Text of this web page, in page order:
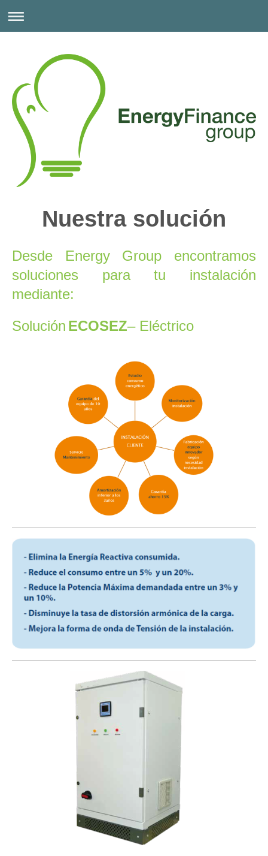
Nuestra solución
Desde Energy Group
encontramos
soluciones para tu instalación
mediante:
Solución ECOSEZ– Eléctrico